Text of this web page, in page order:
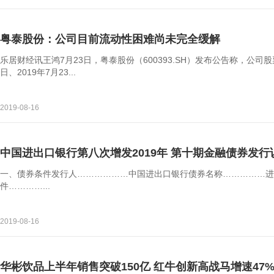
粤泰股份：公司目前流动性困难尚未完全缓解
乐居财经讯王鸿7月23日，粤泰股份（600393.SH）发布公告称，公司
日、2019年7月23...
2019-08-16
中国进出口银行第八次增发2019年 第十期金融债券发行
一、债券条件发行人………………中国进出口银行债券名称……………进出
件…………...
2019-08-16
华彬饮品上半年销售突破150亿 红牛创新高战马增速47%